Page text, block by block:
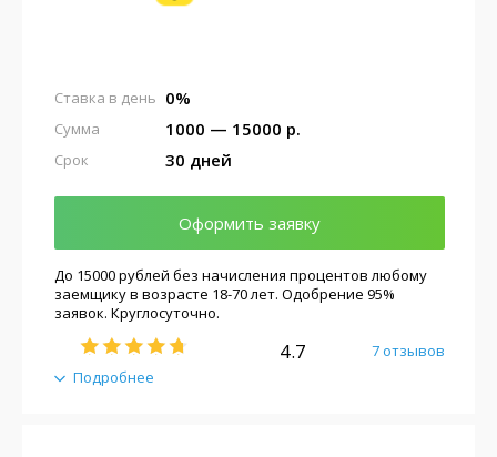
0%
Ставка в день
1000 — 15000 р.
Сумма
30 дней
Срок
Оформить заявку
Подробнее
До 15000 рублей без начисления процентов любому
заемщику в возрасте 18-70 лет. Одобрение 95%
заявок. Круглосуточно.
4.7 7 отзывов